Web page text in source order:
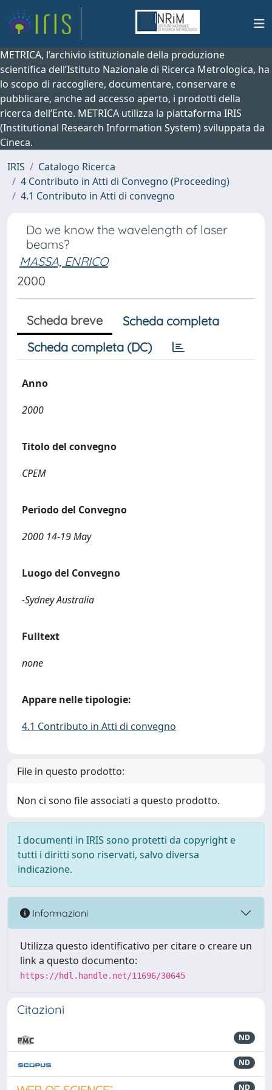
METRICA, l’archivio istituzionale della produzione
scientifica dell’Istituto Nazionale di Ricerca Metrologica, ha
lo scopo di raccogliere, documentare, conservare e
pubblicare, anche ad accesso aperto, i prodotti della
ricerca dell’Ente. METRICA utilizza la piattaforma IRIS
(Institutional Research Information System) sviluppata da
Cineca.
IRIS
Catalogo Ricerca
4 Contributo in Atti di Convegno (Proceeding)
4.1 Contributo in Atti di convegno
Do we know the wavelength of laser
beams?
MASSA, ENRICO
2000
Scheda breve
Scheda completa
Scheda completa (DC)
Anno
2000
Titolo del convegno
CPEM
Periodo del Convegno
2000 14-19 May
Luogo del Convegno
-Sydney Australia
Fulltext
none
Appare nelle tipologie:
4.1 Contributo in Atti di convegno
File in questo prodotto:
Non ci sono file associati a questo prodotto.
I documenti in IRIS sono protetti da copyright e
tutti i diritti sono riservati, salvo diversa
indicazione.
Informazioni
Utilizza questo identificativo per citare o creare un
link a questo documento:
https://hdl.handle.net/11696/30645
Citazioni
ND
ND
ND